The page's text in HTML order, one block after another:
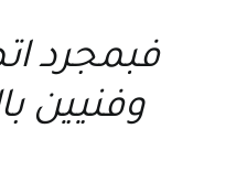
فبمجرد
وفنيين